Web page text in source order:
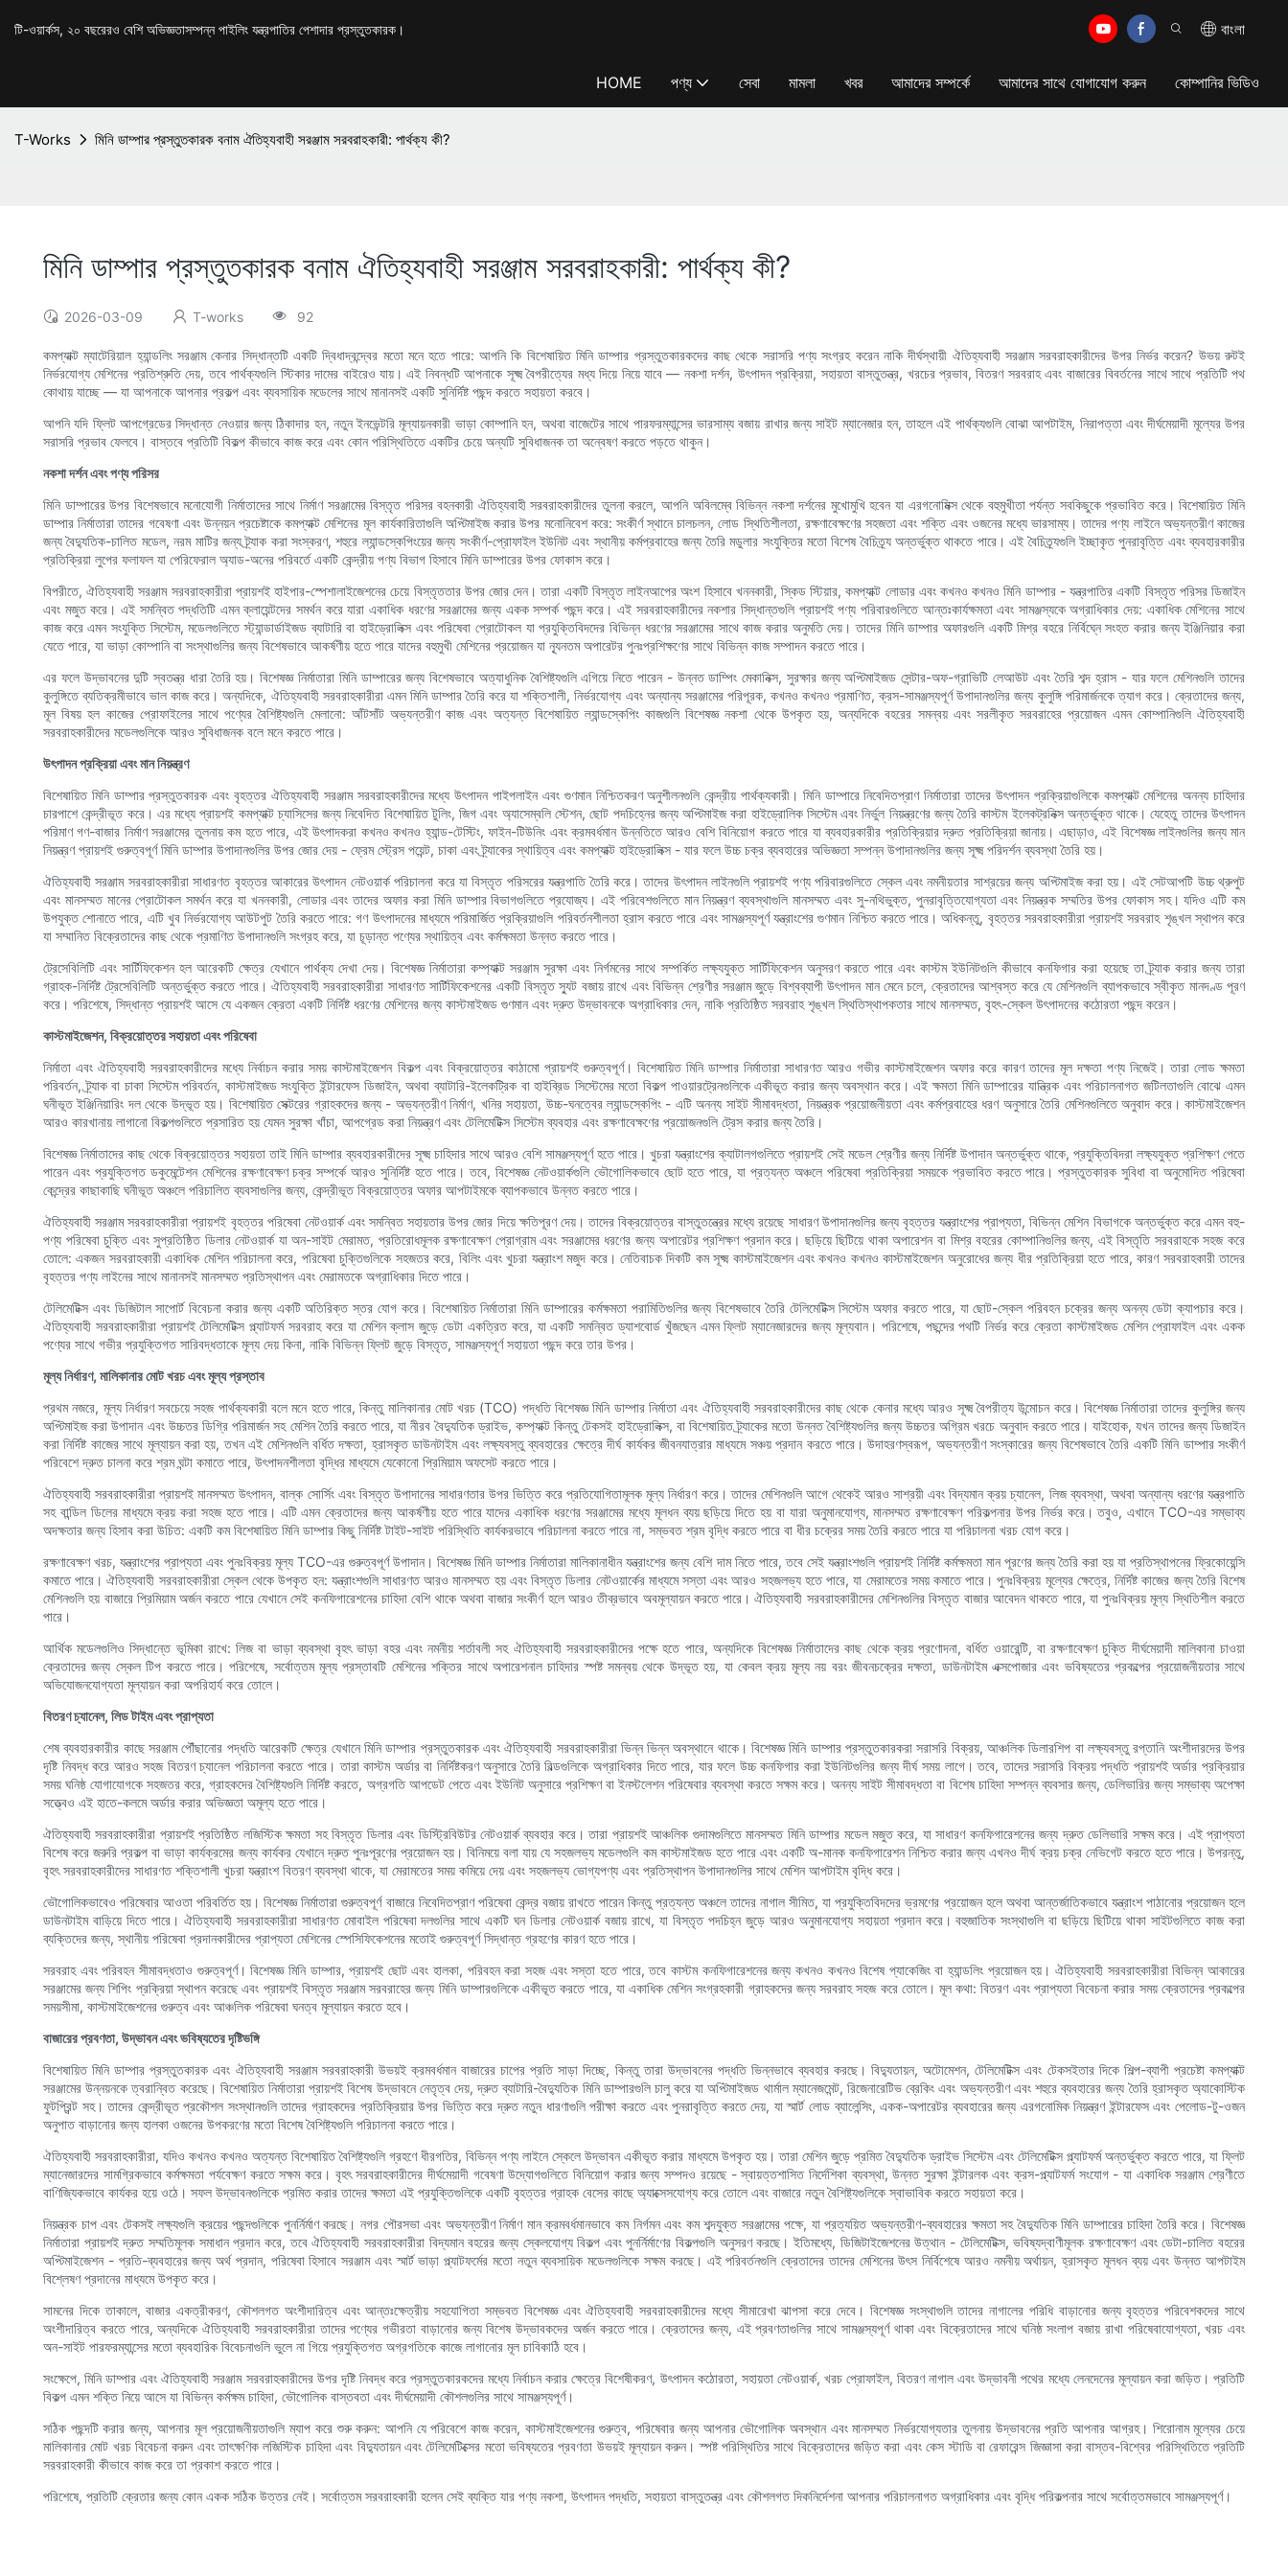
টি-ওয়ার্কস, ২০ বছরেরও বেশি অভিজ্ঞতাসম্পন্ন পাইলিং যন্ত্রপাতির পেশাদার প্রস্তুতকারক। বাংলা
HOME পণ্য সেবা মামলা খবর আমাদের সম্পর্কে আমাদের সাথে যোগাযোগ করুন কোম্পানির ভিডিও
T-Works মিনি ডাম্পার প্রস্তুতকারক বনাম ঐতিহ্যবাহী সরঞ্জাম সরবরাহকারী: পার্থক্য কী?
মিনি ডাম্পার প্রস্তুতকারক বনাম ঐতিহ্যবাহী সরঞ্জাম সরবরাহকারী: পার্থক্য কী?
2026-03-09 T-works 92
কমপ্যাক্ট ম্যাটেরিয়াল হ্যান্ডলিং সরঞ্জাম কেনার সিদ্ধান্তটি একটি দ্বিধাদ্বন্দ্বের মতো মনে হতে পারে: আপনি কি বিশেষায়িত মিনি ডাম্পার প্রস্তুতকারকদের কাছ থেকে সরাসরি পণ্য সংগ্রহ করেন নাকি দীর্ঘস্থায়ী ঐতিহ্যবাহী সরঞ্জাম সরবরাহকারীদের উপর নির্ভর করেন? উভয় রুটই
নির্ভরযোগ্য মেশিনের প্রতিশ্রুতি দেয়, তবে পার্থক্যগুলি স্টিকার দামের বাইরেও যায়। এই নিবন্ধটি আপনাকে সূক্ষ্ম বৈপরীত্যের মধ্য দিয়ে নিয়ে যাবে — নকশা দর্শন, উৎপাদন প্রক্রিয়া, সহায়তা বাস্তুতন্ত্র, খরচের প্রভাব, বিতরণ সরবরাহ এবং বাজারের বিবর্তনের সাথে সাথে প্রতিটি পথ
কোথায় যাচ্ছে — যা আপনাকে আপনার প্রকল্প এবং ব্যবসায়িক মডেলের সাথে মানানসই একটি সুনির্দিষ্ট পছন্দ করতে সহায়তা করবে।
আপনি যদি ফ্লিট আপগ্রেডের সিদ্ধান্ত নেওয়ার জন্য ঠিকাদার হন, নতুন ইনভেন্টরি মূল্যায়নকারী ভাড়া কোম্পানি হন, অথবা বাজেটের সাথে পারফরম্যান্সের ভারসাম্য বজায় রাখার জন্য সাইট ম্যানেজার হন, তাহলে এই পার্থক্যগুলি বোঝা আপটাইম, নিরাপত্তা এবং দীর্ঘমেয়াদী মূল্যের উপর
সরাসরি প্রভাব ফেলবে। বাস্তবে প্রতিটি বিকল্প কীভাবে কাজ করে এবং কোন পরিস্থিতিতে একটির চেয়ে অন্যটি সুবিধাজনক তা অন্বেষণ করতে পড়তে থাকুন।
নকশা দর্শন এবং পণ্য পরিসর
মিনি ডাম্পারের উপর বিশেষভাবে মনোযোগী নির্মাতাদের সাথে নির্মাণ সরঞ্জামের বিস্তৃত পরিসর বহনকারী ঐতিহ্যবাহী সরবরাহকারীদের তুলনা করলে, আপনি অবিলম্বে বিভিন্ন নকশা দর্শনের মুখোমুখি হবেন যা এরগনোমিক্স থেকে বহুমুখীতা পর্যন্ত সবকিছুকে প্রভাবিত করে। বিশেষায়িত মিনি
ডাম্পার নির্মাতারা তাদের গবেষণা এবং উন্নয়ন প্রচেষ্টাকে কমপ্যাক্ট মেশিনের মূল কার্যকারিতাগুলি অপ্টিমাইজ করার উপর মনোনিবেশ করে: সংকীর্ণ স্থানে চালচলন, লোড স্থিতিশীলতা, রক্ষণাবেক্ষণের সহজতা এবং শক্তি এবং ওজনের মধ্যে ভারসাম্য। তাদের পণ্য লাইনে অভ্যন্তরীণ কাজের
জন্য বৈদ্যুতিক-চালিত মডেল, নরম মাটির জন্য ট্র্যাক করা সংস্করণ, শহুরে ল্যান্ডস্কেপিংয়ের জন্য সংকীর্ণ-প্রোফাইল ইউনিট এবং স্থানীয় কর্মপ্রবাহের জন্য তৈরি মডুলার সংযুক্তির মতো বিশেষ বৈচিত্র্য অন্তর্ভুক্ত থাকতে পারে। এই বৈচিত্র্যগুলি ইচ্ছাকৃত পুনরাবৃত্তি এবং ব্যবহারকারীর
প্রতিক্রিয়া লুপের ফলাফল যা পেরিফেরাল অ্যাড-অনের পরিবর্তে একটি কেন্দ্রীয় পণ্য বিভাগ হিসাবে মিনি ডাম্পারের উপর ফোকাস করে।
বিপরীতে, ঐতিহ্যবাহী সরঞ্জাম সরবরাহকারীরা প্রায়শই হাইপার-স্পেশালাইজেশনের চেয়ে বিস্তৃততার উপর জোর দেন। তারা একটি বিস্তৃত লাইনআপের অংশ হিসাবে খননকারী, স্কিড স্টিয়ার, কমপ্যাক্ট লোডার এবং কখনও কখনও মিনি ডাম্পার - যন্ত্রপাতির একটি বিস্তৃত পরিসর ডিজাইন
এবং মজুত করে। এই সমন্বিত পদ্ধতিটি এমন ক্লায়েন্টদের সমর্থন করে যারা একাধিক ধরণের সরঞ্জামের জন্য একক সম্পর্ক পছন্দ করে। এই সরবরাহকারীদের নকশার সিদ্ধান্তগুলি প্রায়শই পণ্য পরিবারগুলিতে আন্তঃকার্যক্ষমতা এবং সামঞ্জস্যকে অগ্রাধিকার দেয়: একাধিক মেশিনের সাথে
কাজ করে এমন সংযুক্তি সিস্টেম, মডেলগুলিতে স্ট্যান্ডার্ডাইজড ব্যাটারি বা হাইড্রোলিক্স এবং পরিষেবা প্রোটোকল যা প্রযুক্তিবিদদের বিভিন্ন ধরণের সরঞ্জামের সাথে কাজ করার অনুমতি দেয়। তাদের মিনি ডাম্পার অফারগুলি একটি মিশ্র বহরে নির্বিঘ্নে সংহত করার জন্য ইঞ্জিনিয়ার করা
যেতে পারে, যা ভাড়া কোম্পানি বা সংস্থাগুলির জন্য বিশেষভাবে আকর্ষণীয় হতে পারে যাদের বহুমুখী মেশিনের প্রয়োজন যা ন্যূনতম অপারেটর পুনঃপ্রশিক্ষণের সাথে বিভিন্ন কাজ সম্পাদন করতে পারে।
এর ফলে উদ্ভাবনের দুটি স্বতন্ত্র ধারা তৈরি হয়। বিশেষজ্ঞ নির্মাতারা মিনি ডাম্পারের জন্য বিশেষভাবে অত্যাধুনিক বৈশিষ্ট্যগুলি এগিয়ে নিতে পারেন - উন্নত ডাম্পিং মেকানিক্স, সুরক্ষার জন্য অপ্টিমাইজড সেন্টার-অফ-গ্রাভিটি লেআউট এবং তৈরি শব্দ হ্রাস - যার ফলে মেশিনগুলি তাদের
কুলুঙ্গিতে ব্যতিক্রমীভাবে ভাল কাজ করে। অন্যদিকে, ঐতিহ্যবাহী সরবরাহকারীরা এমন মিনি ডাম্পার তৈরি করে যা শক্তিশালী, নির্ভরযোগ্য এবং অন্যান্য সরঞ্জামের পরিপূরক, কখনও কখনও প্রমাণিত, ক্রস-সামঞ্জস্যপূর্ণ উপাদানগুলির জন্য কুলুঙ্গি পরিমার্জনকে ত্যাগ করে। ক্রেতাদের জন্য,
মূল বিষয় হল কাজের প্রোফাইলের সাথে পণ্যের বৈশিষ্ট্যগুলি মেলানো: আঁটসাঁট অভ্যন্তরীণ কাজ এবং অত্যন্ত বিশেষায়িত ল্যান্ডস্কেপিং কাজগুলি বিশেষজ্ঞ নকশা থেকে উপকৃত হয়, অন্যদিকে বহরের সমন্বয় এবং সরলীকৃত সরবরাহের প্রয়োজন এমন কোম্পানিগুলি ঐতিহ্যবাহী
সরবরাহকারীদের মডেলগুলিকে আরও সুবিধাজনক বলে মনে করতে পারে।
উৎপাদন প্রক্রিয়া এবং মান নিয়ন্ত্রণ
বিশেষায়িত মিনি ডাম্পার প্রস্তুতকারক এবং বৃহত্তর ঐতিহ্যবাহী সরঞ্জাম সরবরাহকারীদের মধ্যে উৎপাদন পাইপলাইন এবং গুণমান নিশ্চিতকরণ অনুশীলনগুলি কেন্দ্রীয় পার্থক্যকারী। মিনি ডাম্পারে নিবেদিতপ্রাণ নির্মাতারা তাদের উৎপাদন প্রক্রিয়াগুলিকে কমপ্যাক্ট মেশিনের অনন্য চাহিদার
চারপাশে কেন্দ্রীভূত করে। এর মধ্যে প্রায়শই কমপ্যাক্ট চ্যাসিসের জন্য নিবেদিত বিশেষায়িত টুলিং, জিগ এবং অ্যাসেম্বলি স্টেশন, ছোট পদচিহ্নের জন্য অপ্টিমাইজ করা হাইড্রোলিক সিস্টেম এবং নির্ভুল নিয়ন্ত্রণের জন্য তৈরি কাস্টম ইলেকট্রনিক্স অন্তর্ভুক্ত থাকে। যেহেতু তাদের উৎপাদন
পরিমাণ গণ-বাজার নির্মাণ সরঞ্জামের তুলনায় কম হতে পারে, এই উৎপাদকরা কখনও কখনও হ্যান্ড-টেস্টিং, ফাইন-টিউনিং এবং ক্রমবর্ধমান উন্নতিতে আরও বেশি বিনিয়োগ করতে পারে যা ব্যবহারকারীর প্রতিক্রিয়ার দ্রুত প্রতিক্রিয়া জানায়। এছাড়াও, এই বিশেষজ্ঞ লাইনগুলির জন্য মান
নিয়ন্ত্রণ প্রায়শই গুরুত্বপূর্ণ মিনি ডাম্পার উপাদানগুলির উপর জোর দেয় - ফ্রেম স্ট্রেস পয়েন্ট, চাকা এবং ট্র্যাকের স্থায়িত্ব এবং কমপ্যাক্ট হাইড্রোলিক্স - যার ফলে উচ্চ চক্র ব্যবহারের অভিজ্ঞতা সম্পন্ন উপাদানগুলির জন্য সূক্ষ্ম পরিদর্শন ব্যবস্থা তৈরি হয়।
ঐতিহ্যবাহী সরঞ্জাম সরবরাহকারীরা সাধারণত বৃহত্তর আকারের উৎপাদন নেটওয়ার্ক পরিচালনা করে যা বিস্তৃত পরিসরের যন্ত্রপাতি তৈরি করে। তাদের উৎপাদন লাইনগুলি প্রায়শই পণ্য পরিবারগুলিতে স্কেল এবং নমনীয়তার সাশ্রয়ের জন্য অপ্টিমাইজ করা হয়। এই সেটআপটি উচ্চ থ্রুপুট
এবং মানসম্মত মানের প্রোটোকল সমর্থন করে যা খননকারী, লোডার এবং তাদের অফার করা মিনি ডাম্পার বিভাগগুলিতে প্রযোজ্য। এই পরিবেশগুলিতে মান নিয়ন্ত্রণ ব্যবস্থাগুলি মানসম্মত এবং সু-নথিভুক্ত, পুনরাবৃত্তিযোগ্যতা এবং নিয়ন্ত্রক সম্মতির উপর ফোকাস সহ। যদিও এটি কম
উপযুক্ত শোনাতে পারে, এটি খুব নির্ভরযোগ্য আউটপুট তৈরি করতে পারে: গণ উৎপাদনের মাধ্যমে পরিমার্জিত প্রক্রিয়াগুলি পরিবর্তনশীলতা হ্রাস করতে পারে এবং সামঞ্জস্যপূর্ণ যন্ত্রাংশের গুণমান নিশ্চিত করতে পারে। অধিকন্তু, বৃহত্তর সরবরাহকারীরা প্রায়শই সরবরাহ শৃঙ্খল স্থাপন করে
যা সম্মানিত বিক্রেতাদের কাছ থেকে প্রমাণিত উপাদানগুলি সংগ্রহ করে, যা চূড়ান্ত পণ্যের স্থায়িত্ব এবং কর্মক্ষমতা উন্নত করতে পারে।
ট্রেসেবিলিটি এবং সার্টিফিকেশন হল আরেকটি ক্ষেত্র যেখানে পার্থক্য দেখা দেয়। বিশেষজ্ঞ নির্মাতারা কম্প্যাক্ট সরঞ্জাম সুরক্ষা এবং নির্গমনের সাথে সম্পর্কিত লক্ষ্যযুক্ত সার্টিফিকেশন অনুসরণ করতে পারে এবং কাস্টম ইউনিটগুলি কীভাবে কনফিগার করা হয়েছে তা ট্র্যাক করার জন্য তারা
গ্রাহক-নির্দিষ্ট ট্রেসেবিলিটি অন্তর্ভুক্ত করতে পারে। ঐতিহ্যবাহী সরবরাহকারীরা সাধারণত সার্টিফিকেশনের একটি বিস্তৃত স্যুট বজায় রাখে এবং বিভিন্ন শ্রেণীর সরঞ্জাম জুড়ে বিশ্বব্যাপী উৎপাদন মান মেনে চলে, ক্রেতাদের আশ্বস্ত করে যে মেশিনগুলি ব্যাপকভাবে স্বীকৃত মানদণ্ড পূরণ
করে। পরিশেষে, সিদ্ধান্ত প্রায়শই আসে যে একজন ক্রেতা একটি নির্দিষ্ট ধরণের মেশিনের জন্য কাস্টমাইজড গুণমান এবং দ্রুত উদ্ভাবনকে অগ্রাধিকার দেন, নাকি প্রতিষ্ঠিত সরবরাহ শৃঙ্খল স্থিতিস্থাপকতার সাথে মানসম্মত, বৃহৎ-স্কেল উৎপাদনের কঠোরতা পছন্দ করেন।
কাস্টমাইজেশন, বিক্রয়োত্তর সহায়তা এবং পরিষেবা
নির্মাতা এবং ঐতিহ্যবাহী সরবরাহকারীদের মধ্যে নির্বাচন করার সময় কাস্টমাইজেশন বিকল্প এবং বিক্রয়োত্তর কাঠামো প্রায়শই গুরুত্বপূর্ণ। বিশেষায়িত মিনি ডাম্পার নির্মাতারা সাধারণত আরও গভীর কাস্টমাইজেশন অফার করে কারণ তাদের মূল দক্ষতা পণ্য নিজেই। তারা লোড ক্ষমতা
পরিবর্তন, ট্র্যাক বা চাকা সিস্টেম পরিবর্তন, কাস্টমাইজড সংযুক্তি ইন্টারফেস ডিজাইন, অথবা ব্যাটারি-ইলেকট্রিক বা হাইব্রিড সিস্টেমের মতো বিকল্প পাওয়ারট্রেনগুলিকে একীভূত করার জন্য অবস্থান করে। এই ক্ষমতা মিনি ডাম্পারের যান্ত্রিক এবং পরিচালনাগত জটিলতাগুলি বোঝে এমন
ঘনীভূত ইঞ্জিনিয়ারিং দল থেকে উদ্ভূত হয়। বিশেষায়িত সেক্টরের গ্রাহকদের জন্য - অভ্যন্তরীণ নির্মাণ, খনির সহায়তা, উচ্চ-ঘনত্বের ল্যান্ডস্কেপিং - এটি অনন্য সাইট সীমাবদ্ধতা, নিয়ন্ত্রক প্রয়োজনীয়তা এবং কর্মপ্রবাহের ধরণ অনুসারে তৈরি মেশিনগুলিতে অনুবাদ করে। কাস্টমাইজেশন
আরও কারখানায় লাগানো বিকল্পগুলিতে প্রসারিত হয় যেমন সুরক্ষা খাঁচা, আপগ্রেড করা নিয়ন্ত্রণ এবং টেলিমেটিক্স সিস্টেম ব্যবহার এবং রক্ষণাবেক্ষণের প্রয়োজনগুলি ট্রেস করার জন্য তৈরি।
বিশেষজ্ঞ নির্মাতাদের কাছ থেকে বিক্রয়োত্তর সহায়তা তাই মিনি ডাম্পার ব্যবহারকারীদের সূক্ষ্ম চাহিদার সাথে আরও বেশি সামঞ্জস্যপূর্ণ হতে পারে। খুচরা যন্ত্রাংশের ক্যাটালগগুলিতে প্রায়শই সেই মডেল শ্রেণীর জন্য নির্দিষ্ট উপাদান অন্তর্ভুক্ত থাকে, প্রযুক্তিবিদরা লক্ষ্যযুক্ত প্রশিক্ষণ পেতে
পারেন এবং প্রযুক্তিগত ডকুমেন্টেশন মেশিনের রক্ষণাবেক্ষণ চক্র সম্পর্কে আরও সুনির্দিষ্ট হতে পারে। তবে, বিশেষজ্ঞ নেটওয়ার্কগুলি ভৌগোলিকভাবে ছোট হতে পারে, যা প্রত্যন্ত অঞ্চলে পরিষেবা প্রতিক্রিয়া সময়কে প্রভাবিত করতে পারে। প্রস্তুতকারক সুবিধা বা অনুমোদিত পরিষেবা
কেন্দ্রের কাছাকাছি ঘনীভূত অঞ্চলে পরিচালিত ব্যবসাগুলির জন্য, কেন্দ্রীভূত বিক্রয়োত্তর অফার আপটাইমকে ব্যাপকভাবে উন্নত করতে পারে।
ঐতিহ্যবাহী সরঞ্জাম সরবরাহকারীরা প্রায়শই বৃহত্তর পরিষেবা নেটওয়ার্ক এবং সমন্বিত সহায়তার উপর জোর দিয়ে ক্ষতিপূরণ দেয়। তাদের বিক্রয়োত্তর বাস্তুতন্ত্রের মধ্যে রয়েছে সাধারণ উপাদানগুলির জন্য বৃহত্তর যন্ত্রাংশের প্রাপ্যতা, বিভিন্ন মেশিন বিভাগকে অন্তর্ভুক্ত করে এমন বহু-
পণ্য পরিষেবা চুক্তি এবং সুপ্রতিষ্ঠিত ডিলার নেটওয়ার্ক যা অন-সাইট মেরামত, প্রতিরোধমূলক রক্ষণাবেক্ষণ প্রোগ্রাম এবং সরঞ্জামের ধরণের জন্য অপারেটর প্রশিক্ষণ প্রদান করে। ছড়িয়ে ছিটিয়ে থাকা অপারেশন বা মিশ্র বহরের কোম্পানিগুলির জন্য, এই বিস্তৃতি সরবরাহকে সহজ করে
তোলে: একজন সরবরাহকারী একাধিক মেশিন পরিচালনা করে, পরিষেবা চুক্তিগুলিকে সহজতর করে, বিলিং এবং খুচরা যন্ত্রাংশ মজুদ করে। নেতিবাচক দিকটি কম সূক্ষ্ম কাস্টমাইজেশন এবং কখনও কখনও কাস্টমাইজেশন অনুরোধের জন্য ধীর প্রতিক্রিয়া হতে পারে, কারণ সরবরাহকারী তাদের
বৃহত্তর পণ্য লাইনের সাথে মানানসই মানসম্মত প্রতিস্থাপন এবং মেরামতকে অগ্রাধিকার দিতে পারে।
টেলিমেটিক্স এবং ডিজিটাল সাপোর্ট বিবেচনা করার জন্য একটি অতিরিক্ত স্তর যোগ করে। বিশেষায়িত নির্মাতারা মিনি ডাম্পারের কর্মক্ষমতা পরামিতিগুলির জন্য বিশেষভাবে তৈরি টেলিমেটিক্স সিস্টেম অফার করতে পারে, যা ছোট-স্কেল পরিবহন চক্রের জন্য অনন্য ডেটা ক্যাপচার করে।
ঐতিহ্যবাহী সরবরাহকারীরা প্রায়শই টেলিমেটিক্স প্ল্যাটফর্ম সরবরাহ করে যা মেশিন ক্লাস জুড়ে ডেটা একত্রিত করে, যা একটি সমন্বিত ড্যাশবোর্ড খুঁজছেন এমন ফ্লিট ম্যানেজারদের জন্য মূল্যবান। পরিশেষে, পছন্দের পথটি নির্ভর করে ক্রেতা কাস্টমাইজড মেশিন প্রোফাইল এবং একক
পণ্যের সাথে গভীর প্রযুক্তিগত সারিবদ্ধতাকে মূল্য দেয় কিনা, নাকি বিভিন্ন ফ্লিট জুড়ে বিস্তৃত, সামঞ্জস্যপূর্ণ সহায়তা পছন্দ করে তার উপর।
মূল্য নির্ধারণ, মালিকানার মোট খরচ এবং মূল্য প্রস্তাব
প্রথম নজরে, মূল্য নির্ধারণ সবচেয়ে সহজ পার্থক্যকারী বলে মনে হতে পারে, কিন্তু মালিকানার মোট খরচ (TCO) পদ্ধতি বিশেষজ্ঞ মিনি ডাম্পার নির্মাতা এবং ঐতিহ্যবাহী সরবরাহকারীদের কাছ থেকে কেনার মধ্যে আরও সূক্ষ্ম বৈপরীত্য উন্মোচন করে। বিশেষজ্ঞ নির্মাতারা তাদের কুলুঙ্গির জন্য
অপ্টিমাইজ করা উপাদান এবং উচ্চতর ডিগ্রি পরিমার্জন সহ মেশিন তৈরি করতে পারে, যা নীরব বৈদ্যুতিক ড্রাইভ, কম্প্যাক্ট কিন্তু টেকসই হাইড্রোলিক্স, বা বিশেষায়িত ট্র্যাকের মতো উন্নত বৈশিষ্ট্যগুলির জন্য উচ্চতর অগ্রিম খরচে অনুবাদ করতে পারে। যাইহোক, যখন তাদের জন্য ডিজাইন
করা নির্দিষ্ট কাজের সাথে মূল্যায়ন করা হয়, তখন এই মেশিনগুলি বর্ধিত দক্ষতা, হ্রাসকৃত ডাউনটাইম এবং লক্ষ্যবস্তু ব্যবহারের ক্ষেত্রে দীর্ঘ কার্যকর জীবনযাত্রার মাধ্যমে সঞ্চয় প্রদান করতে পারে। উদাহরণস্বরূপ, অভ্যন্তরীণ সংস্কারের জন্য বিশেষভাবে তৈরি একটি মিনি ডাম্পার সংকীর্ণ
পরিবেশে দ্রুত চালনা করে শ্রম ঘন্টা কমাতে পারে, উৎপাদনশীলতা বৃদ্ধির মাধ্যমে যেকোনো প্রিমিয়াম অফসেট করতে পারে।
ঐতিহ্যবাহী সরবরাহকারীরা প্রায়শই মানসম্মত উৎপাদন, বাল্ক সোর্সিং এবং বিস্তৃত উপাদানের সাধারণতার উপর ভিত্তি করে প্রতিযোগিতামূলক মূল্য নির্ধারণ করে। তাদের মেশিনগুলি আগে থেকেই আরও সাশ্রয়ী এবং বিদ্যমান ক্রয় চ্যানেল, লিজ ব্যবস্থা, অথবা অন্যান্য ধরণের যন্ত্রপাতি
সহ বান্ডিল ডিলের মাধ্যমে ক্রয় করা সহজ হতে পারে। এটি এমন ক্রেতাদের জন্য আকর্ষণীয় হতে পারে যাদের একাধিক ধরণের সরঞ্জামের মধ্যে মূলধন ব্যয় ছড়িয়ে দিতে হয় বা যারা অনুমানযোগ্য, মানসম্মত রক্ষণাবেক্ষণ পরিকল্পনার উপর নির্ভর করে। তবুও, এখানে TCO-এর সম্ভাব্য
অদক্ষতার জন্য হিসাব করা উচিত: একটি কম বিশেষায়িত মিনি ডাম্পার কিছু নির্দিষ্ট টাইট-সাইট পরিস্থিতি কার্যকরভাবে পরিচালনা করতে পারে না, সম্ভবত শ্রম বৃদ্ধি করতে পারে বা ধীর চক্রের সময় তৈরি করতে পারে যা পরিচালনা খরচ যোগ করে।
রক্ষণাবেক্ষণ খরচ, যন্ত্রাংশের প্রাপ্যতা এবং পুনঃবিক্রয় মূল্য TCO-এর গুরুত্বপূর্ণ উপাদান। বিশেষজ্ঞ মিনি ডাম্পার নির্মাতারা মালিকানাধীন যন্ত্রাংশের জন্য বেশি দাম নিতে পারে, তবে সেই যন্ত্রাংশগুলি প্রায়শই নির্দিষ্ট কর্মক্ষমতা মান পূরণের জন্য তৈরি করা হয় যা প্রতিস্থাপনের ফ্রিকোয়েন্সি
কমাতে পারে। ঐতিহ্যবাহী সরবরাহকারীরা স্কেল থেকে উপকৃত হন: যন্ত্রাংশগুলি সাধারণত আরও মানসম্মত হয় এবং বিস্তৃত ডিলার নেটওয়ার্কের মাধ্যমে সস্তা এবং আরও সহজলভ্য হতে পারে, যা মেরামতের সময় কমাতে পারে। পুনঃবিক্রয় মূল্যের ক্ষেত্রে, নির্দিষ্ট কাজের জন্য তৈরি বিশেষ
মেশিনগুলি হয় বাজারে প্রিমিয়াম অর্জন করতে পারে যেখানে সেই কনফিগারেশনের চাহিদা বেশি থাকে অথবা বাজার সংকীর্ণ হলে আরও তীব্রভাবে অবমূল্যায়ন করতে পারে। ঐতিহ্যবাহী সরবরাহকারীদের মেশিনগুলির বিস্তৃত বাজার আবেদন থাকতে পারে, যা পুনঃবিক্রয় মূল্য স্থিতিশীল করতে
পারে।
আর্থিক মডেলগুলিও সিদ্ধান্তে ভূমিকা রাখে: লিজ বা ভাড়া ব্যবস্থা বৃহৎ ভাড়া বহর এবং নমনীয় শর্তাবলী সহ ঐতিহ্যবাহী সরবরাহকারীদের পক্ষে হতে পারে, অন্যদিকে বিশেষজ্ঞ নির্মাতাদের কাছ থেকে ক্রয় প্রণোদনা, বর্ধিত ওয়ারেন্টি, বা রক্ষণাবেক্ষণ চুক্তি দীর্ঘমেয়াদী মালিকানা চাওয়া
ক্রেতাদের জন্য স্কেল টিপ করতে পারে। পরিশেষে, সর্বোত্তম মূল্য প্রস্তাবটি মেশিনের শক্তির সাথে অপারেশনাল চাহিদার স্পষ্ট সমন্বয় থেকে উদ্ভূত হয়, যা কেবল ক্রয় মূল্য নয় বরং জীবনচক্রের দক্ষতা, ডাউনটাইম এক্সপোজার এবং ভবিষ্যতের প্রকল্পের প্রয়োজনীয়তার সাথে
অভিযোজনযোগ্যতা মূল্যায়ন করা অপরিহার্য করে তোলে।
বিতরণ চ্যানেল, লিড টাইম এবং প্রাপ্যতা
শেষ ব্যবহারকারীর কাছে সরঞ্জাম পৌঁছানোর পদ্ধতি আরেকটি ক্ষেত্র যেখানে মিনি ডাম্পার প্রস্তুতকারক এবং ঐতিহ্যবাহী সরবরাহকারীরা ভিন্ন ভিন্ন অবস্থানে থাকে। বিশেষজ্ঞ মিনি ডাম্পার প্রস্তুতকারকরা সরাসরি বিক্রয়, আঞ্চলিক ডিলারশিপ বা লক্ষ্যবস্তু রপ্তানি অংশীদারদের উপর
দৃষ্টি নিবদ্ধ করে আরও সহজ বিতরণ চ্যানেল পরিচালনা করতে পারে। তারা কাস্টম অর্ডার বা নির্দিষ্টকরণ অনুসারে তৈরি বিল্ডগুলিকে অগ্রাধিকার দিতে পারে, যার ফলে উচ্চ কনফিগার করা ইউনিটগুলির জন্য দীর্ঘ সময় লাগে। তবে, তাদের সরাসরি বিক্রয় পদ্ধতি প্রায়শই অর্ডার প্রক্রিয়ার
সময় ঘনিষ্ঠ যোগাযোগকে সহজতর করে, গ্রাহকদের বৈশিষ্ট্যগুলি নির্দিষ্ট করতে, অগ্রগতি আপডেট পেতে এবং ইউনিট অনুসারে প্রশিক্ষণ বা ইনস্টলেশন পরিষেবার ব্যবস্থা করতে সক্ষম করে। অনন্য সাইট সীমাবদ্ধতা বা বিশেষ চাহিদা সম্পন্ন ব্যবসার জন্য, ডেলিভারির জন্য সম্ভাব্য অপেক্ষা
সত্ত্বেও এই হাতে-কলমে অর্ডার করার অভিজ্ঞতা অমূল্য হতে পারে।
ঐতিহ্যবাহী সরবরাহকারীরা প্রায়শই প্রতিষ্ঠিত লজিস্টিক ক্ষমতা সহ বিস্তৃত ডিলার এবং ডিস্ট্রিবিউটর নেটওয়ার্ক ব্যবহার করে। তারা প্রায়শই আঞ্চলিক গুদামগুলিতে মানসম্মত মিনি ডাম্পার মডেল মজুত করে, যা সাধারণ কনফিগারেশনের জন্য দ্রুত ডেলিভারি সক্ষম করে। এই প্রাপ্যতা
বিশেষ করে জরুরি প্রকল্প বা ভাড়া কার্যক্রমের জন্য কার্যকর যেখানে দ্রুত পুনঃপূরণের প্রয়োজন হয়। বিনিময়ে বলা যায় যে সহজলভ্য মডেলগুলি কম কাস্টমাইজড হতে পারে এবং একটি অ-মানক কনফিগারেশন নিশ্চিত করার জন্য এখনও দীর্ঘ ক্রয় চক্র নেভিগেট করতে হতে পারে। উপরন্তু,
বৃহৎ সরবরাহকারীদের সাধারণত শক্তিশালী খুচরা যন্ত্রাংশ বিতরণ ব্যবস্থা থাকে, যা মেরামতের সময় কমিয়ে দেয় এবং সহজলভ্য ভোগ্যপণ্য এবং প্রতিস্থাপন উপাদানগুলির সাথে মেশিন আপটাইম বৃদ্ধি করে।
ভৌগোলিকভাবেও পরিষেবার আওতা পরিবর্তিত হয়। বিশেষজ্ঞ নির্মাতারা গুরুত্বপূর্ণ বাজারে নিবেদিতপ্রাণ পরিষেবা কেন্দ্র বজায় রাখতে পারেন কিন্তু প্রত্যন্ত অঞ্চলে তাদের নাগাল সীমিত, যা প্রযুক্তিবিদদের ভ্রমণের প্রয়োজন হলে অথবা আন্তর্জাতিকভাবে যন্ত্রাংশ পাঠানোর প্রয়োজন হলে
ডাউনটাইম বাড়িয়ে দিতে পারে। ঐতিহ্যবাহী সরবরাহকারীরা সাধারণত মোবাইল পরিষেবা দলগুলির সাথে একটি ঘন ডিলার নেটওয়ার্ক বজায় রাখে, যা বিস্তৃত পদচিহ্ন জুড়ে আরও অনুমানযোগ্য সহায়তা প্রদান করে। বহুজাতিক সংস্থাগুলি বা ছড়িয়ে ছিটিয়ে থাকা সাইটগুলিতে কাজ করা
ব্যক্তিদের জন্য, স্থানীয় পরিষেবা প্রদানকারীদের প্রাপ্যতা মেশিনের স্পেসিফিকেশনের মতোই গুরুত্বপূর্ণ সিদ্ধান্ত গ্রহণের কারণ হতে পারে।
সরবরাহ এবং পরিবহন সীমাবদ্ধতাও গুরুত্বপূর্ণ। বিশেষজ্ঞ মিনি ডাম্পার, প্রায়শই ছোট এবং হালকা, পরিবহন করা সহজ এবং সস্তা হতে পারে, তবে কাস্টম কনফিগারেশনের জন্য কখনও কখনও বিশেষ প্যাকেজিং বা হ্যান্ডলিং প্রয়োজন হয়। ঐতিহ্যবাহী সরবরাহকারীরা বিভিন্ন আকারের
সরঞ্জামের জন্য শিপিং প্রক্রিয়া স্থাপন করেছে এবং প্রায়শই বিস্তৃত সরঞ্জাম সরবরাহের জন্য মিনি ডাম্পারগুলিকে একীভূত করতে পারে, যা একাধিক মেশিন সংগ্রহকারী গ্রাহকদের জন্য সরবরাহ সহজ করে তোলে। মূল কথা: বিতরণ এবং প্রাপ্যতা বিবেচনা করার সময় ক্রেতাদের প্রকল্পের
সময়সীমা, কাস্টমাইজেশনের গুরুত্ব এবং আঞ্চলিক পরিষেবা ঘনত্ব মূল্যায়ন করতে হবে।
বাজারের প্রবণতা, উদ্ভাবন এবং ভবিষ্যতের দৃষ্টিভঙ্গি
বিশেষায়িত মিনি ডাম্পার প্রস্তুতকারক এবং ঐতিহ্যবাহী সরঞ্জাম সরবরাহকারী উভয়ই ক্রমবর্ধমান বাজারের চাপের প্রতি সাড়া দিচ্ছে, কিন্তু তারা উদ্ভাবনের পদ্ধতি ভিন্নভাবে ব্যবহার করছে। বিদ্যুতায়ন, অটোমেশন, টেলিমেটিক্স এবং টেকসইতার দিকে শিল্প-ব্যাপী প্রচেষ্টা কমপ্যাক্ট
সরঞ্জামের উন্নয়নকে ত্বরান্বিত করেছে। বিশেষায়িত নির্মাতারা প্রায়শই বিশেষ উদ্ভাবনে নেতৃত্ব দেয়, দ্রুত ব্যাটারি-বৈদ্যুতিক মিনি ডাম্পারগুলি চালু করে যা অপ্টিমাইজড থার্মাল ম্যানেজমেন্ট, রিজেনারেটিভ ব্রেকিং এবং অভ্যন্তরীণ এবং শহুরে ব্যবহারের জন্য তৈরি হ্রাসকৃত অ্যাকোস্টিক
ফুটপ্রিন্ট সহ। তাদের কেন্দ্রীভূত প্রকৌশল সংস্থানগুলি তাদের গ্রাহকদের প্রতিক্রিয়ার উপর ভিত্তি করে দ্রুত নতুন ধারণাগুলি পরীক্ষা করতে এবং পুনরাবৃত্তি করতে দেয়, যা স্মার্ট লোড ব্যালেন্সিং, একক-অপারেটর ব্যবহারের জন্য এরগনোমিক নিয়ন্ত্রণ ইন্টারফেস এবং পেলোড-টু-ওজন
অনুপাত বাড়ানোর জন্য হালকা ওজনের উপকরণের মতো বিশেষ বৈশিষ্ট্যগুলি পরিচালনা করতে পারে।
ঐতিহ্যবাহী সরবরাহকারীরা, যদিও কখনও কখনও অত্যন্ত বিশেষায়িত বৈশিষ্ট্যগুলি গ্রহণে ধীরগতির, বিভিন্ন পণ্য লাইনে স্কেলে উদ্ভাবন একীভূত করার মাধ্যমে উপকৃত হয়। তারা মেশিন জুড়ে প্রমিত বৈদ্যুতিক ড্রাইভ সিস্টেম এবং টেলিমেটিক্স প্ল্যাটফর্ম অন্তর্ভুক্ত করতে পারে, যা ফ্লিট
ম্যানেজারদের সামগ্রিকভাবে কর্মক্ষমতা পর্যবেক্ষণ করতে সক্ষম করে। বৃহৎ সরবরাহকারীদের দীর্ঘমেয়াদী গবেষণা উদ্যোগগুলিতে বিনিয়োগ করার জন্য সম্পদও রয়েছে - স্বায়ত্তশাসিত নির্দেশিকা ব্যবস্থা, উন্নত সুরক্ষা ইন্টারলক এবং ক্রস-প্ল্যাটফর্ম সংযোগ - যা একাধিক সরঞ্জাম শ্রেণীতে
বাণিজ্যিকভাবে কার্যকর হয়ে ওঠে। সফল উদ্ভাবনগুলিকে প্রমিত করার তাদের ক্ষমতা এই প্রযুক্তিগুলিকে একটি বৃহত্তর গ্রাহক বেসের কাছে অ্যাক্সেসযোগ্য করে তোলে এবং বাজারে নতুন বৈশিষ্ট্যগুলিকে স্বাভাবিক করতে সহায়তা করে।
নিয়ন্ত্রক চাপ এবং টেকসই লক্ষ্যগুলি ক্রয়ের পছন্দগুলিকে পুনর্নির্মাণ করছে। নগর পৌরসভা এবং অভ্যন্তরীণ নির্মাণ মান ক্রমবর্ধমানভাবে কম নির্গমন এবং কম শব্দযুক্ত সরঞ্জামের পক্ষে, যা প্রত্যয়িত অভ্যন্তরীণ-ব্যবহারের ক্ষমতা সহ বৈদ্যুতিক মিনি ডাম্পারের চাহিদা তৈরি করে। বিশেষজ্ঞ
নির্মাতারা প্রায়শই দ্রুত সম্মতিমূলক সমাধান প্রদান করে, তবে ঐতিহ্যবাহী সরবরাহকারীরা বিদ্যমান বহরের জন্য স্কেলযোগ্য বিকল্প এবং পুনর্নির্মাণের বিকল্পগুলি অনুসরণ করছে। ইতিমধ্যে, ডিজিটাইজেশনের উত্থান - টেলিমেটিক্স, ভবিষ্যদ্বাণীমূলক রক্ষণাবেক্ষণ এবং ডেটা-চালিত বহরের
অপ্টিমাইজেশন - প্রতি-ব্যবহারের জন্য অর্থ প্রদান, পরিষেবা হিসাবে সরঞ্জাম এবং স্মার্ট ভাড়া প্ল্যাটফর্মের মতো নতুন ব্যবসায়িক মডেলগুলিকে সক্ষম করছে। এই পরিবর্তনগুলি ক্রেতাদের তাদের মেশিনের উৎস নির্বিশেষে আরও নমনীয় অর্থায়ন, হ্রাসকৃত মূলধন ব্যয় এবং উন্নত আপটাইম
বিশ্লেষণ প্রদানের মাধ্যমে উপকৃত করে।
সামনের দিকে তাকালে, বাজার একত্রীকরণ, কৌশলগত অংশীদারিত্ব এবং আন্তঃক্ষেত্রীয় সহযোগিতা সম্ভবত বিশেষজ্ঞ এবং ঐতিহ্যবাহী সরবরাহকারীদের মধ্যে সীমারেখা ঝাপসা করে দেবে। বিশেষজ্ঞ সংস্থাগুলি তাদের নাগালের পরিধি বাড়ানোর জন্য বৃহত্তর পরিবেশকদের সাথে
অংশীদারিত্ব করতে পারে, অন্যদিকে ঐতিহ্যবাহী সরবরাহকারীরা তাদের পণ্যের গভীরতা বাড়ানোর জন্য বিশেষ উদ্ভাবকদের অর্জন করতে পারে। ক্রেতাদের জন্য, এই প্রবণতাগুলির সাথে সামঞ্জস্যপূর্ণ থাকা এবং বিক্রেতাদের সাথে ঘনিষ্ঠ সংলাপ বজায় রাখা পরিষেবাযোগ্যতা, খরচ এবং
অন-সাইট পারফরম্যান্সের মতো ব্যবহারিক বিবেচনাগুলি ভুলে না গিয়ে প্রযুক্তিগত অগ্রগতিকে কাজে লাগানোর মূল চাবিকাঠি হবে।
সংক্ষেপে, মিনি ডাম্পার এবং ঐতিহ্যবাহী সরঞ্জাম সরবরাহকারীদের উপর দৃষ্টি নিবদ্ধ করে প্রস্তুতকারকদের মধ্যে নির্বাচন করার ক্ষেত্রে বিশেষীকরণ, উৎপাদন কঠোরতা, সহায়তা নেটওয়ার্ক, খরচ প্রোফাইল, বিতরণ নাগাল এবং উদ্ভাবনী পথের মধ্যে লেনদেনের মূল্যায়ন করা জড়িত। প্রতিটি
বিকল্প এমন শক্তি নিয়ে আসে যা বিভিন্ন কর্মক্ষম চাহিদা, ভৌগোলিক বাস্তবতা এবং দীর্ঘমেয়াদী কৌশলগুলির সাথে সামঞ্জস্যপূর্ণ।
সঠিক পছন্দটি করার জন্য, আপনার মূল প্রয়োজনীয়তাগুলি ম্যাপ করে শুরু করুন: আপনি যে পরিবেশে কাজ করেন, কাস্টমাইজেশনের গুরুত্ব, পরিষেবার জন্য আপনার ভৌগোলিক অবস্থান এবং মানসম্মত নির্ভরযোগ্যতার তুলনায় উদ্ভাবনের প্রতি আপনার আগ্রহ। শিরোনাম মূল্যের চেয়ে
মালিকানার মোট খরচ বিবেচনা করুন এবং তাৎক্ষণিক লজিস্টিক চাহিদা এবং বিদ্যুতায়ন এবং টেলিমেটিক্সের মতো ভবিষ্যতের প্রবণতা উভয়ই মূল্যায়ন করুন। স্পষ্ট পরিস্থিতির সাথে বিক্রেতাদের জড়িত করা এবং কেস স্টাডি বা রেফারেন্স জিজ্ঞাসা করা বাস্তব-বিশ্বের পরিস্থিতিতে প্রতিটি
সরবরাহকারী কীভাবে কাজ করে তা প্রকাশ করতে পারে।
পরিশেষে, প্রতিটি ক্রেতার জন্য কোন একক সঠিক উত্তর নেই। সর্বোত্তম সরবরাহকারী হলেন সেই ব্যক্তি যার পণ্য নকশা, উৎপাদন পদ্ধতি, সহায়তা বাস্তুতন্ত্র এবং কৌশলগত দিকনির্দেশনা আপনার পরিচালনাগত অগ্রাধিকার এবং বৃদ্ধি পরিকল্পনার সাথে সর্বোত্তমভাবে সামঞ্জস্যপূর্ণ।